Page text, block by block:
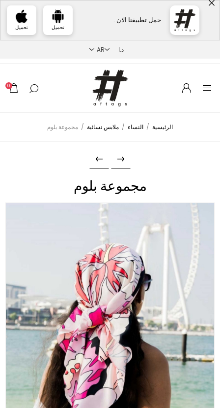
حمل تطبيقنا الان .
تحميل تحميل
0
الرئيسية / النساء / ملابس نسائية / مجموعة بلوم
مجموعة بلوم